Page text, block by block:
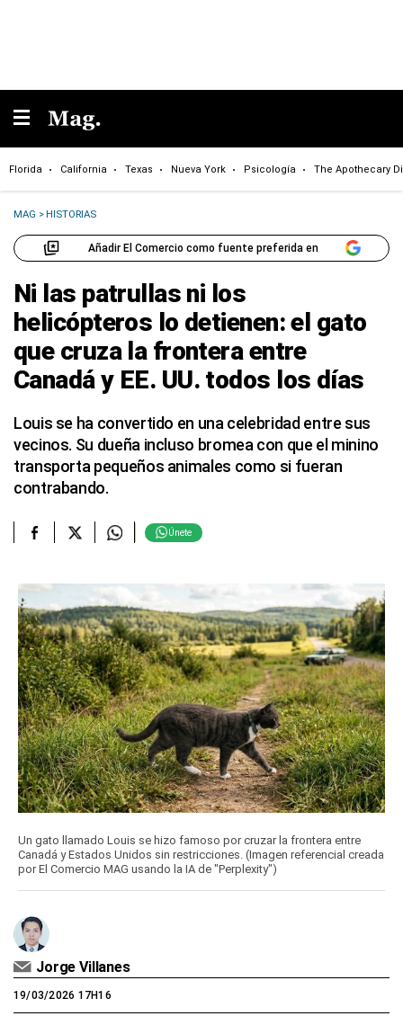
Florida California Texas Nueva York Psicología The Apothecary
MAG >HISTORIAS
Añadir El Comercio como fuente preferida en
Ni las patrullas ni los
helicópteros lo detienen: el gato
que cruza la frontera entre
Canadá y EE. UU. todos los días
Louis se ha convertido en una celebridad entre sus
vecinos. Su dueña incluso bromea con que el minino
transporta pequeños animales como si fueran
contrabando.
Únete
Un gato llamado Louis se hizo famoso por cruzar la frontera entre
Canadá y Estados Unidos sin restricciones. (Imagen referencial creada
por El Comercio MAG usando la IA de "Perplexity")
Jorge Villanes
19/03/2026 17H16